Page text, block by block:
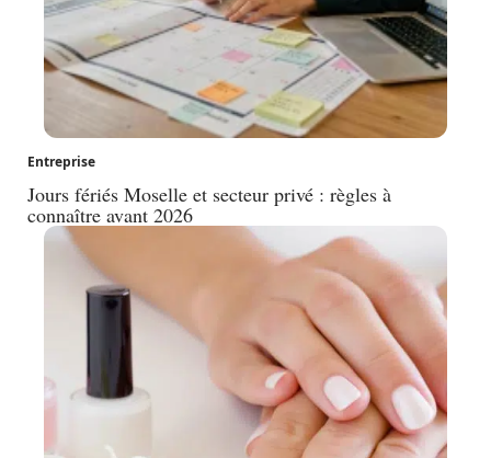
Entreprise
Jours fériés Moselle et secteur privé : règles à
connaître avant 2026